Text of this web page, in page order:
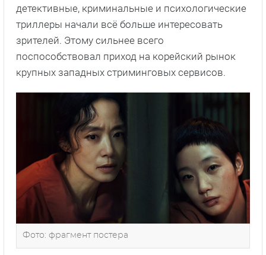
детективные, криминальные и психологические
триллеры начали всё больше интересовать
зрителей. Этому сильнее всего
поспособствовал приход на корейский рынок
крупных западных стриминговых сервисов.
Фото: фрагмент постера